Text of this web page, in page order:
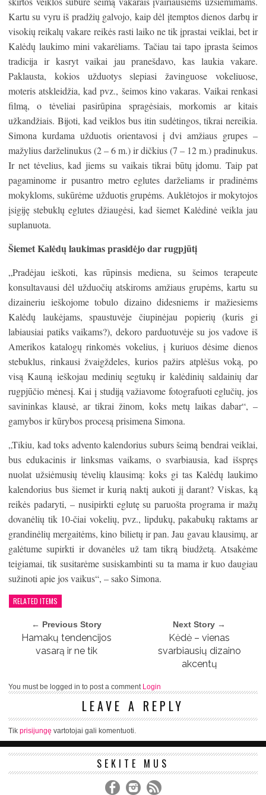
Kartu su vyru iš pradžių galvojo, kaip dėl įtemptos dienos darbų ir
visokių reikalų vakare reikės rasti laiko ne tik įprastai veiklai, bet ir
Kalėdų laukimo mini vakarėliams. Tačiau tai tapo įprasta šeimos
tradicija ir kasryt vaikai jau pranešdavo, kas laukia vakare.
Paklausta, kokios užduotys slepiasi žavinguose vokeliuose,
moteris atskleidžia, kad pvz., šeimos kino vakaras. Vaikai renkasi
filmą, o tėveliai pasirūpina spragėsiais, morkomis ar kitais
užkandžiais. Bijoti, kad veiklos bus itin sudėtingos, tikrai nereikia.
Simona kurdama užduotis orientavosi į dvi amžiaus grupes –
mažylius darželinukus (2 – 6 m.) ir dičkius (7 – 12 m.) pradinukus.
Ir net tėvelius, kad jiems su vaikais tikrai būtų įdomu. Taip pat
pagaminome ir pusantro metro eglutes darželiams ir pradinėms
mokykloms, sukūrėme užduotis grupėms. Auklėtojos ir mokytojos
įsigiję stebuklų eglutes džiaugėsi, kad šiemet Kalėdinė veikla jau
suplanuota.
Šiemet Kalėdų laukimas prasidėjo dar rugpjūtį
„Pradėjau ieškoti, kas rūpinsis mediena, su šeimos terapeute
konsultavausi dėl užduočių atskiroms amžiaus grupėms, kartu su
dizaineriu ieškojome tobulo dizaino didesniems ir mažiesiems
Kalėdų laukėjams, spaustuvėje čiupinėjau popierių (kuris gi
labiausiai patiks vaikams?), dekoro parduotuvėje su jos vadove iš
Amerikos katalogų rinkomės vokelius, į kuriuos dėsime dienos
stebuklus, rinkausi žvaigždeles, kurios pažirs atplėšus voką, po
visą Kauną ieškojau medinių segtukų ir kalėdinių saldainių dar
rugpjūčio mėnesį. Kai į studiją važiavome fotografuoti eglučių, jos
savininkas klausė, ar tikrai žinom, koks metų laikas dabar“, –
gamybos ir kūrybos procesą prisimena Simona.
„Tikiu, kad toks advento kalendorius suburs šeimą bendrai veiklai,
bus edukacinis ir linksmas vaikams, o svarbiausia, kad išspręs
nuolat užsiėmusių tėvelių klausimą: koks gi tas Kalėdų laukimo
kalendorius bus šiemet ir kurią naktį aukoti jį darant? Viskas, ką
reikės padaryti, – nusipirkti eglutę su paruošta programa ir mažų
dovanėlių tik 10-čiai vokelių, pvz., lipdukų, pakabukų raktams ar
grandinėlių mergaitėms, kino bilietų ir pan. Jau gavau klausimų, ar
galėtume supirkti ir dovanėles už tam tikrą biudžetą. Atsakėme
teigiamai, tik susitarėme susiskambinti su ta mama ir kuo daugiau
sužinoti apie jos vaikus“, – sako Simona.
RELATED ITEMS
← Previous Story
Hamakų tendencijos
vasarą ir ne tik
Next Story →
Kėdė – vienas
svarbiausių dizaino
akcentų
You must be logged in to post a comment Login
LEAVE A REPLY
Tik prisijungę vartotojai gali komentuoti.
SEKITE MUS